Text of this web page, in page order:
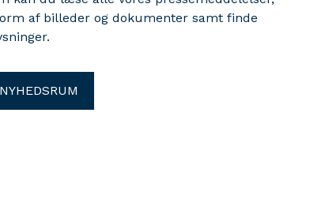
the Support Greenland initiative is
af billeder og dokumenter samt finde